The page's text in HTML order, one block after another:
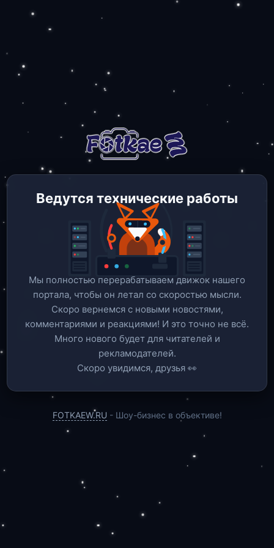
Ведутся технические работы
Мы полностью перерабатываем движок нашего
портала, чтобы он летал со скоростью мысли.
Скоро вернемся c новыми новостями,
комментариями и реакциями! И это точно не всё.
Много нового будет для читателей и
рекламодателей.
Скоро увидимся, друзья 👀
FOTKAEW.RU - Шоу-бизнес в объективе!